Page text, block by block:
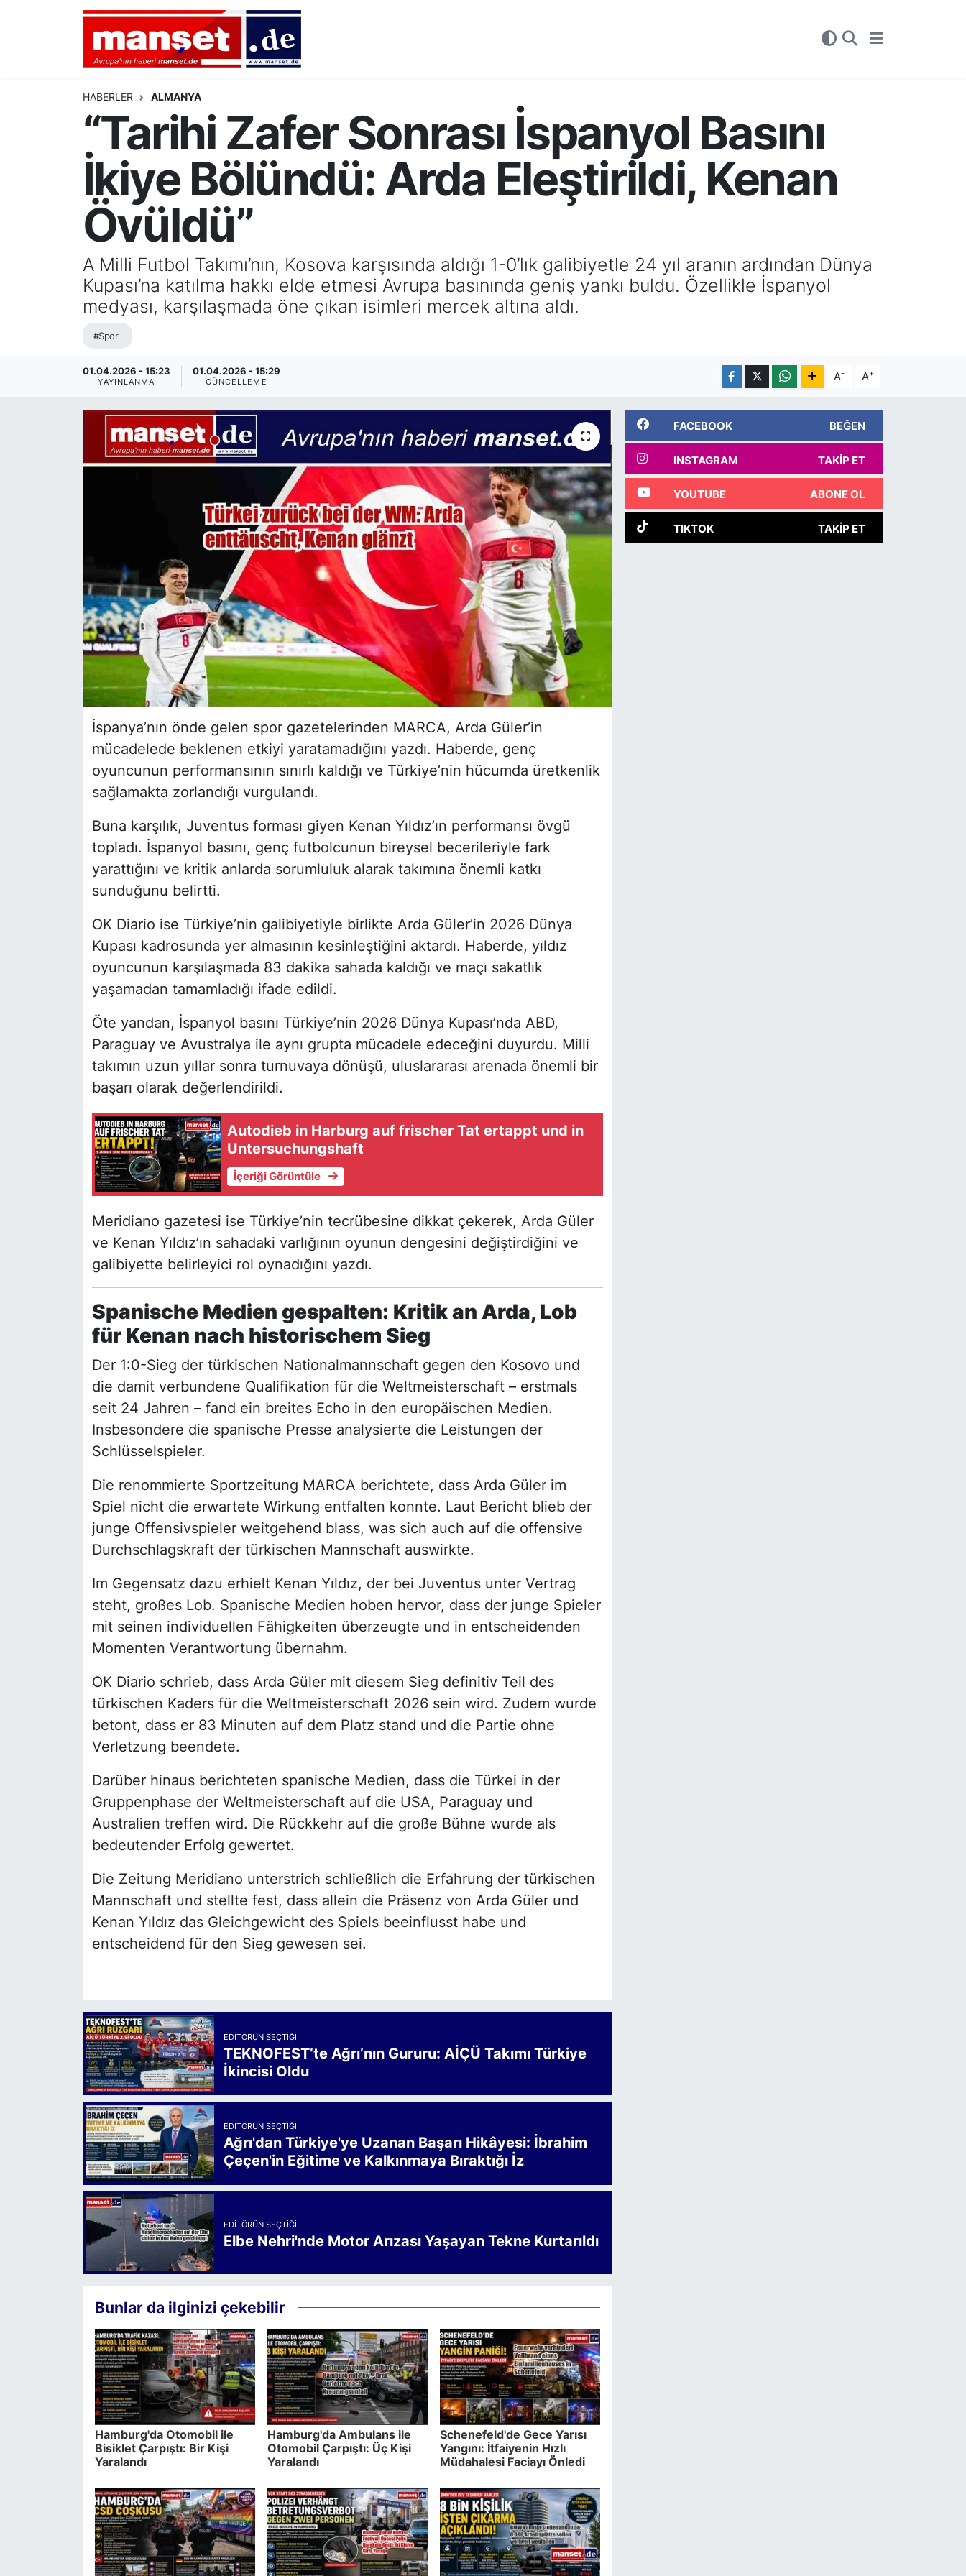
HABERLER ALMANYA
“Tarihi Zafer Sonrası İspanyol Basını
İkiye Bölündü: Arda Eleştirildi, Kenan
Övüldü”
A Milli Futbol Takımı’nın, Kosova karşısında aldığı 1-0’lık galibiyetle 24 yıl aranın ardından Dünya
Kupası’na katılma hakkı elde etmesi Avrupa basınında geniş yankı buldu. Özellikle İspanyol
medyası, karşılaşmada öne çıkan isimleri mercek altına aldı.
#Spor
01.04.2026 - 15:23
YAYINLANMA
01.04.2026 - 15:29
GÜNCELLEME A- A+
İspanya’nın önde gelen spor gazetelerinden MARCA, Arda Güler’in
mücadelede beklenen etkiyi yaratamadığını yazdı. Haberde, genç
oyuncunun performansının sınırlı kaldığı ve Türkiye’nin hücumda üretkenlik
sağlamakta zorlandığı vurgulandı.
Buna karşılık, Juventus forması giyen Kenan Yıldız’ın performansı övgü
topladı. İspanyol basını, genç futbolcunun bireysel becerileriyle fark
yarattığını ve kritik anlarda sorumluluk alarak takımına önemli katkı
sunduğunu belirtti.
OK Diario ise Türkiye’nin galibiyetiyle birlikte Arda Güler’in 2026 Dünya
Kupası kadrosunda yer almasının kesinleştiğini aktardı. Haberde, yıldız
oyuncunun karşılaşmada 83 dakika sahada kaldığı ve maçı sakatlık
yaşamadan tamamladığı ifade edildi.
Öte yandan, İspanyol basını Türkiye’nin 2026 Dünya Kupası’nda ABD,
Paraguay ve Avustralya ile aynı grupta mücadele edeceğini duyurdu. Milli
takımın uzun yıllar sonra turnuvaya dönüşü, uluslararası arenada önemli bir
başarı olarak değerlendirildi.
Autodieb in Harburg auf frischer Tat ertappt und in
Untersuchungshaft
İçeriği Görüntüle
Meridiano gazetesi ise Türkiye’nin tecrübesine dikkat çekerek, Arda Güler
ve Kenan Yıldız’ın sahadaki varlığının oyunun dengesini değiştirdiğini ve
galibiyette belirleyici rol oynadığını yazdı.
Spanische Medien gespalten: Kritik an Arda, Lob
für Kenan nach historischem Sieg
Der 1:0-Sieg der türkischen Nationalmannschaft gegen den Kosovo und
die damit verbundene Qualifikation für die Weltmeisterschaft – erstmals
seit 24 Jahren – fand ein breites Echo in den europäischen Medien.
Insbesondere die spanische Presse analysierte die Leistungen der
Schlüsselspieler.
Die renommierte Sportzeitung MARCA berichtete, dass Arda Güler im
Spiel nicht die erwartete Wirkung entfalten konnte. Laut Bericht blieb der
junge Offensivspieler weitgehend blass, was sich auch auf die offensive
Durchschlagskraft der türkischen Mannschaft auswirkte.
Im Gegensatz dazu erhielt Kenan Yıldız, der bei Juventus unter Vertrag
steht, großes Lob. Spanische Medien hoben hervor, dass der junge Spieler
mit seinen individuellen Fähigkeiten überzeugte und in entscheidenden
Momenten Verantwortung übernahm.
OK Diario schrieb, dass Arda Güler mit diesem Sieg definitiv Teil des
türkischen Kaders für die Weltmeisterschaft 2026 sein wird. Zudem wurde
betont, dass er 83 Minuten auf dem Platz stand und die Partie ohne
Verletzung beendete.
Darüber hinaus berichteten spanische Medien, dass die Türkei in der
Gruppenphase der Weltmeisterschaft auf die USA, Paraguay und
Australien treffen wird. Die Rückkehr auf die große Bühne wurde als
bedeutender Erfolg gewertet.
Die Zeitung Meridiano unterstrich schließlich die Erfahrung der türkischen
Mannschaft und stellte fest, dass allein die Präsenz von Arda Güler und
Kenan Yıldız das Gleichgewicht des Spiels beeinflusst habe und
entscheidend für den Sieg gewesen sei.
EDITÖRÜN SEÇTIĞI
TEKNOFEST’te Ağrı’nın Gururu: AİÇÜ Takımı Türkiye
İkincisi Oldu
EDITÖRÜN SEÇTIĞI
Ağrı'dan Türkiye'ye Uzanan Başarı Hikâyesi: İbrahim
Çeçen'in Eğitime ve Kalkınmaya Bıraktığı İz
EDITÖRÜN SEÇTIĞI
Elbe Nehri'nde Motor Arızası Yaşayan Tekne Kurtarıldı
Bunlar da ilginizi çekebilir
Hamburg'da Otomobil ile
Bisiklet Çarpıştı: Bir Kişi
Yaralandı
Hamburg'da Ambulans ile
Otomobil Çarpıştı: Üç Kişi
Yaralandı
Schenefeld'de Gece Yarısı
Yangını: İtfaiyenin Hızlı
Müdahalesi Faciayı Önledi
FACEBOOK BEĞEN
INSTAGRAM TAKIP ET
YOUTUBE ABONE OL
TIKTOK TAKIP ET
AVRUPA
ALMANYA
TÜRKİYE
HAMBURG
DEUTSCH
EKONOMİ
Nöbetçi Eczaneler
Hava Durumu
Namaz Vakitleri
Trafik Durumu
Puan Durumu ve Fikstür
Tüm Manşetler
Son Dakika Haberleri
Haber Arşivi